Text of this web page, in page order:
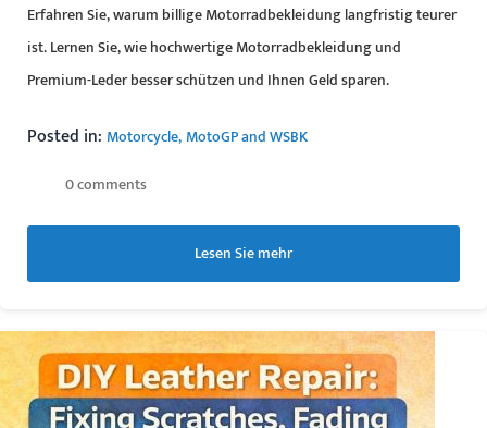
Erfahren Sie, warum billige Motorradbekleidung langfristig teurer
ist. Lernen Sie, wie hochwertige Motorradbekleidung und
Premium-Leder besser schützen und Ihnen Geld sparen.
Posted in: Motorcycle MotoGP and WSBK
0 comments
Lesen Sie mehr